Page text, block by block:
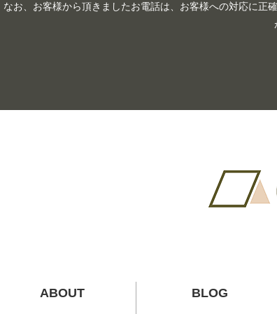
なお、お客様から頂きましたお電話は、お客様への対応に正
ABOUT BLOG